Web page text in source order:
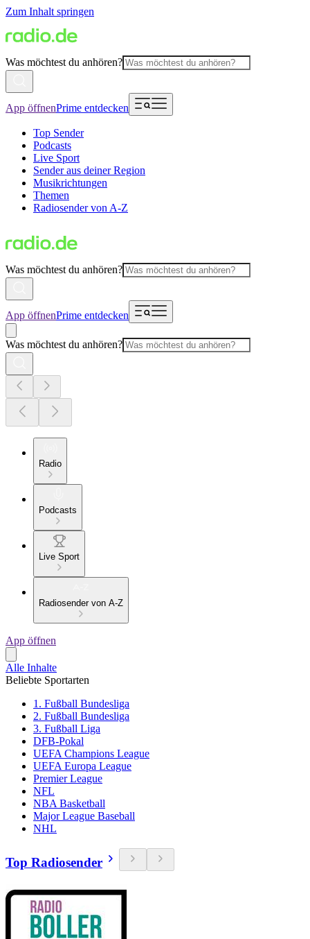
Zum Inhalt springen
Was möchtest du anhören?
App öffnenPrime entdecken
Top Sender
Podcasts
Live Sport
Sender aus deiner Region
Musikrichtungen
Themen
Radiosender von A-Z
Was möchtest du anhören?
App öffnenPrime entdecken
Was möchtest du anhören?
Radio
Podcasts
Live Sport
Radiosender von A-Z
App öffnen
Alle Inhalte
Beliebte Sportarten
1. Fußball Bundesliga
2. Fußball Bundesliga
3. Fußball Liga
DFB-Pokal
UEFA Champions League
UEFA Europa League
Premier League
NFL
NBA Basketball
Major League Baseball
NHL
Top Radiosender